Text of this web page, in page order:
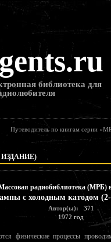
библиотека для
Путеводитель по книгам серии
радиобиблиотека (МРБ)
с холодным катодом (2-
Автор(ы): 371
1972 год
физические процессы